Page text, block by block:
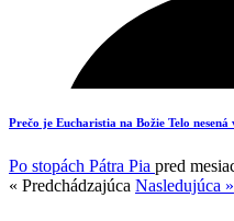
12
Prečo je Eucharistia na Božie Telo nesená
Po stopách Pátra Pia pred
« Predchádzajúca Nasledujúca »